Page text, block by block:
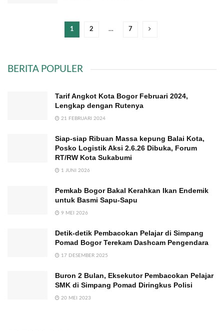
1 2 … 7
BERITA POPULER
Tarif Angkot Kota Bogor Februari 2024,
Lengkap dengan Rutenya
21 FEBRUARI 2024
Siap-siap Ribuan Massa kepung Balai Kota,
Posko Logistik Aksi 2.6.26 Dibuka, Forum
RT/RW Kota Sukabumi
1 JUNI 2026
Pemkab Bogor Bakal Kerahkan Ikan Endemik
untuk Basmi Sapu-Sapu
9 MEI 2026
Detik-detik Pembacokan Pelajar di Simpang
Pomad Bogor Terekam Dashcam Pengendara
17 DESEMBER 2025
Buron 2 Bulan, Eksekutor Pembacokan Pelajar
SMK di Simpang Pomad Diringkus Polisi
20 MEI 2023